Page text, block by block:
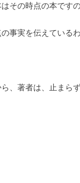
その時点の本です
事実を伝えている
、著者は、止まら